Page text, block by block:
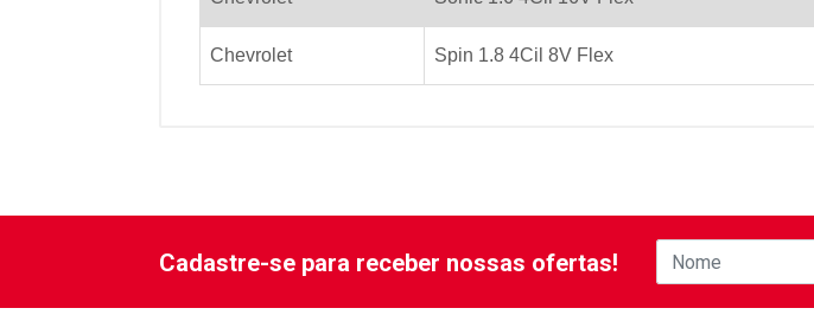
Chevrolet Spin 1.8 4Cil 8V Flex
Cadastre-se para receber nossas ofertas!